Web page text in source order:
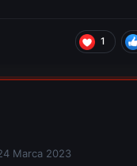
1
Marca 2023